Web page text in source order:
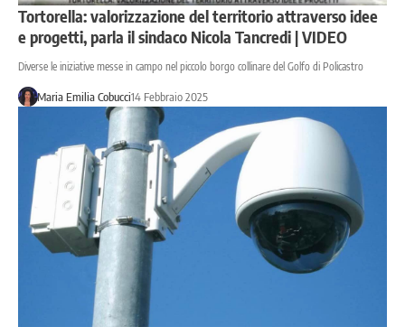
Tortorella: valorizzazione del territorio attraverso idee
e progetti, parla il sindaco Nicola Tancredi | VIDEO
Diverse le iniziative messe in campo nel piccolo borgo collinare del Golfo di Policastro
Maria Emilia Cobucci14 Febbraio 2025